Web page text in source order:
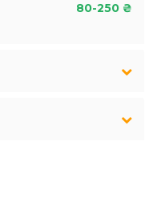
80-250 ₴